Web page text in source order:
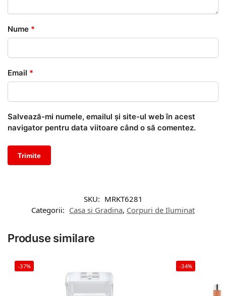
Nume *
Email *
Salvează-mi numele, emailul și site-ul web în acest
navigator pentru data viitoare când o să comentez.
SKU: MRKT6281
Categorii: Casa si Gradina, Corpuri de Iluminat
Produse similare
-37% -34%